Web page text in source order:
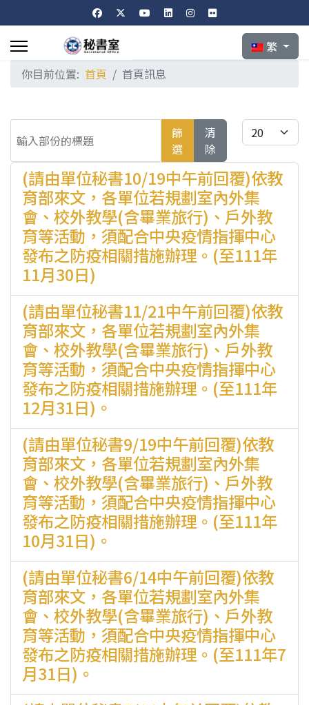
選擇你的語言
繁
你目前位置: 首頁 首頁訊息
篩
選
清
除
每頁顯示條數
(請由單位秘書10/19中午前回覆)依教
育部來文，各單位若規劃室內外集
會、校外教學(含畢業旅行)、戶外教
育等活動，須配合中央疫情指揮中心
發布之防疫相關措施辦理。(至111年
11月30日)
(請由單位秘書11/21中午前回覆)依教
育部來文，各單位若規劃室內外集
會、校外教學(含畢業旅行)、戶外教
育等活動，須配合中央疫情指揮中心
發布之防疫相關措施辦理。(至111年
12月31日)。
(請由單位秘書9/19中午前回覆)依教
育部來文，各單位若規劃室內外集
會、校外教學(含畢業旅行)、戶外教
育等活動，須配合中央疫情指揮中心
發布之防疫相關措施辦理。(至111年
10月31日)。
(請由單位秘書6/14中午前回覆)依教
育部來文，各單位若規劃室內外集
會、校外教學(含畢業旅行)、戶外教
育等活動，須配合中央疫情指揮中心
發布之防疫相關措施辦理。(至111年7
月31日)。